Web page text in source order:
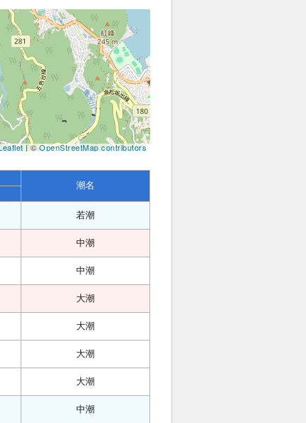
| ©OpenStreetMap contributors
潮名
若潮
中潮
中潮
大潮
大潮
大潮
大潮
中潮